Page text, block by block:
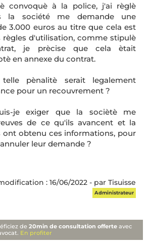
convoquè à la police, j'ai règlè
la société me demande une
3.000 euros au titre que cela est
règles d'utilisation, comme stipulè
je prècise que cela ètait
en annexe du contrat.
pènalitè serait legalement
pour un recouvrement ?
je exiger que la sociètè me
de ce qu'ils avancent et la
ont obtenu ces informations, pour
leur demande ?
: 16/06/2022 - par Tisuisse
Administrateur
de20min de consultation offerte avec
En profiter